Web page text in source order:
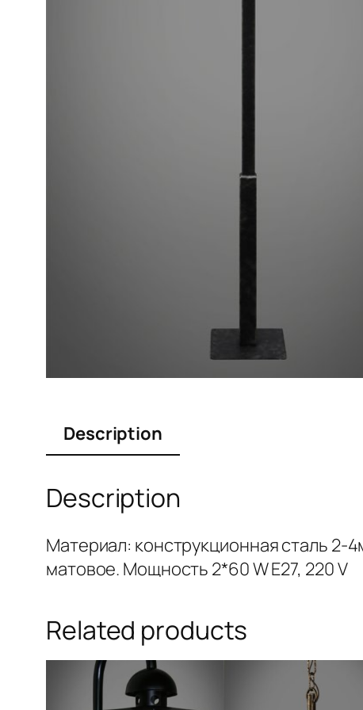
Description
Description
Материал: конструкционная сталь 2-
матовое. Мощность 2*60 W Е27, 220 V
Related products